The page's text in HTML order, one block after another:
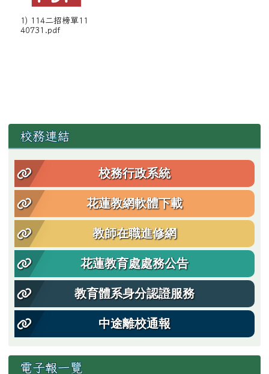
1) 114二招榜單11
40731.pdf
左邊區域內容
校務連結
校務行政系統
花蓮教網軟體下載
教師在職進修網
花蓮教育處處務公告
教育體系身分認證服務
中途離校通報
電子報一覽